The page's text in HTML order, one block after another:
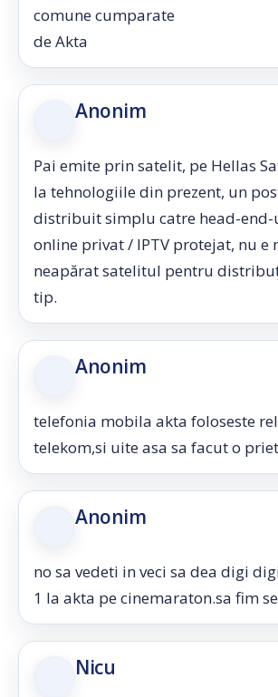
comune cumparate
de Akta
Anonim
Pai emite prin satelit, pe Hellas
la tehnologiile din prezent, un
distribuit simplu catre head-
online privat / IPTV protejat, nu e
neapărat satelitul pentru
tip.
Anonim
telefonia mobila akta foloseste
telekom,si uite asa sa facut o
Anonim
no sa vedeti in veci sa dea digi
1 la akta pe cinemaraton.sa fim
Nicu